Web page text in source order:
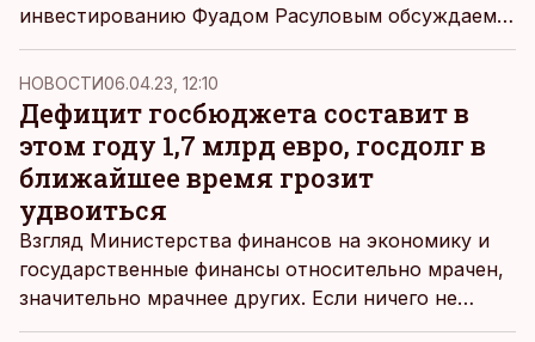
инвестированию Фуадом Расуловым обсуждаем
не просто самые актуальные события прошедшей
недели, а те события, которые повлияли на
мировые фондовые рынки.
НОВОСТИ06.04.23, 12:10
Дефицит госбюджета составит в
этом году 1,7 млрд евро, госдолг в
ближайшее время грозит
удвоиться
Взгляд Министерства финансов на экономику и
государственные финансы относительно мрачен,
значительно мрачнее других. Если ничего не
изменится, долг госсектора Эстонии грозит